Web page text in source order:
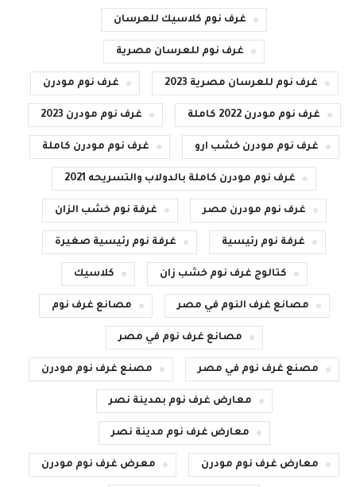
غرف نوم كلاسيك للعرسان
غرف نوم للعرسان مصرية
غرف نوم للعرسان مصرية 2023 غرف نوم مودرن
غرف نوم مودرن 2022 كاملة غرف نوم مودرن 2023
غرف نوم مودرن خشب ارو غرف نوم مودرن كاملة
غرف نوم مودرن كاملة بالدولاب والتسريحه 2021
غرف نوم مودرن مصر غرفة نوم خشب الزان
غرفة نوم رئيسية غرفة نوم رئيسية صغيرة
كتالوج غرف نوم خشب زان كلاسيك
مصانع غرف النوم في مصر مصانع غرف نوم
مصانع غرف نوم في مصر
مصنع غرف نوم في مصر مصنع غرف نوم مودرن
معارض غرف نوم بمدينة نصر
معارض غرف نوم مدينة نصر
معارض غرف نوم مودرن معرض غرف نوم مودرن